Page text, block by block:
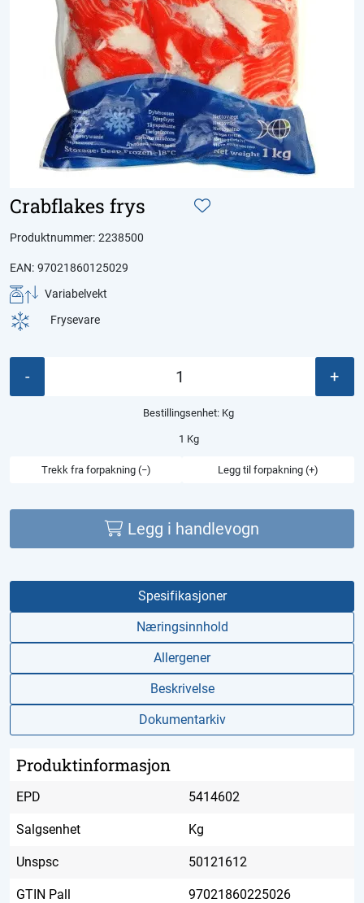
Crabflakes frys
Produktnummer: 2238500
EAN: 97021860125029
Variabelvekt
Frysevare
- +
Bestillingsenhet: Kg
1 Kg
Trekk fra forpakning (−) Legg til forpakning (+)
Legg i handlevogn
Spesifikasjoner
Næringsinnhold
Allergener
Beskrivelse
Dokumentarkiv
Produktinformasjon
EPD 5414602
Salgsenhet Kg
Unspsc 50121612
GTIN Pall 97021860225026